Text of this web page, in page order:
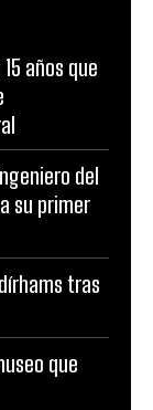
años que
del
su primer
tras
que